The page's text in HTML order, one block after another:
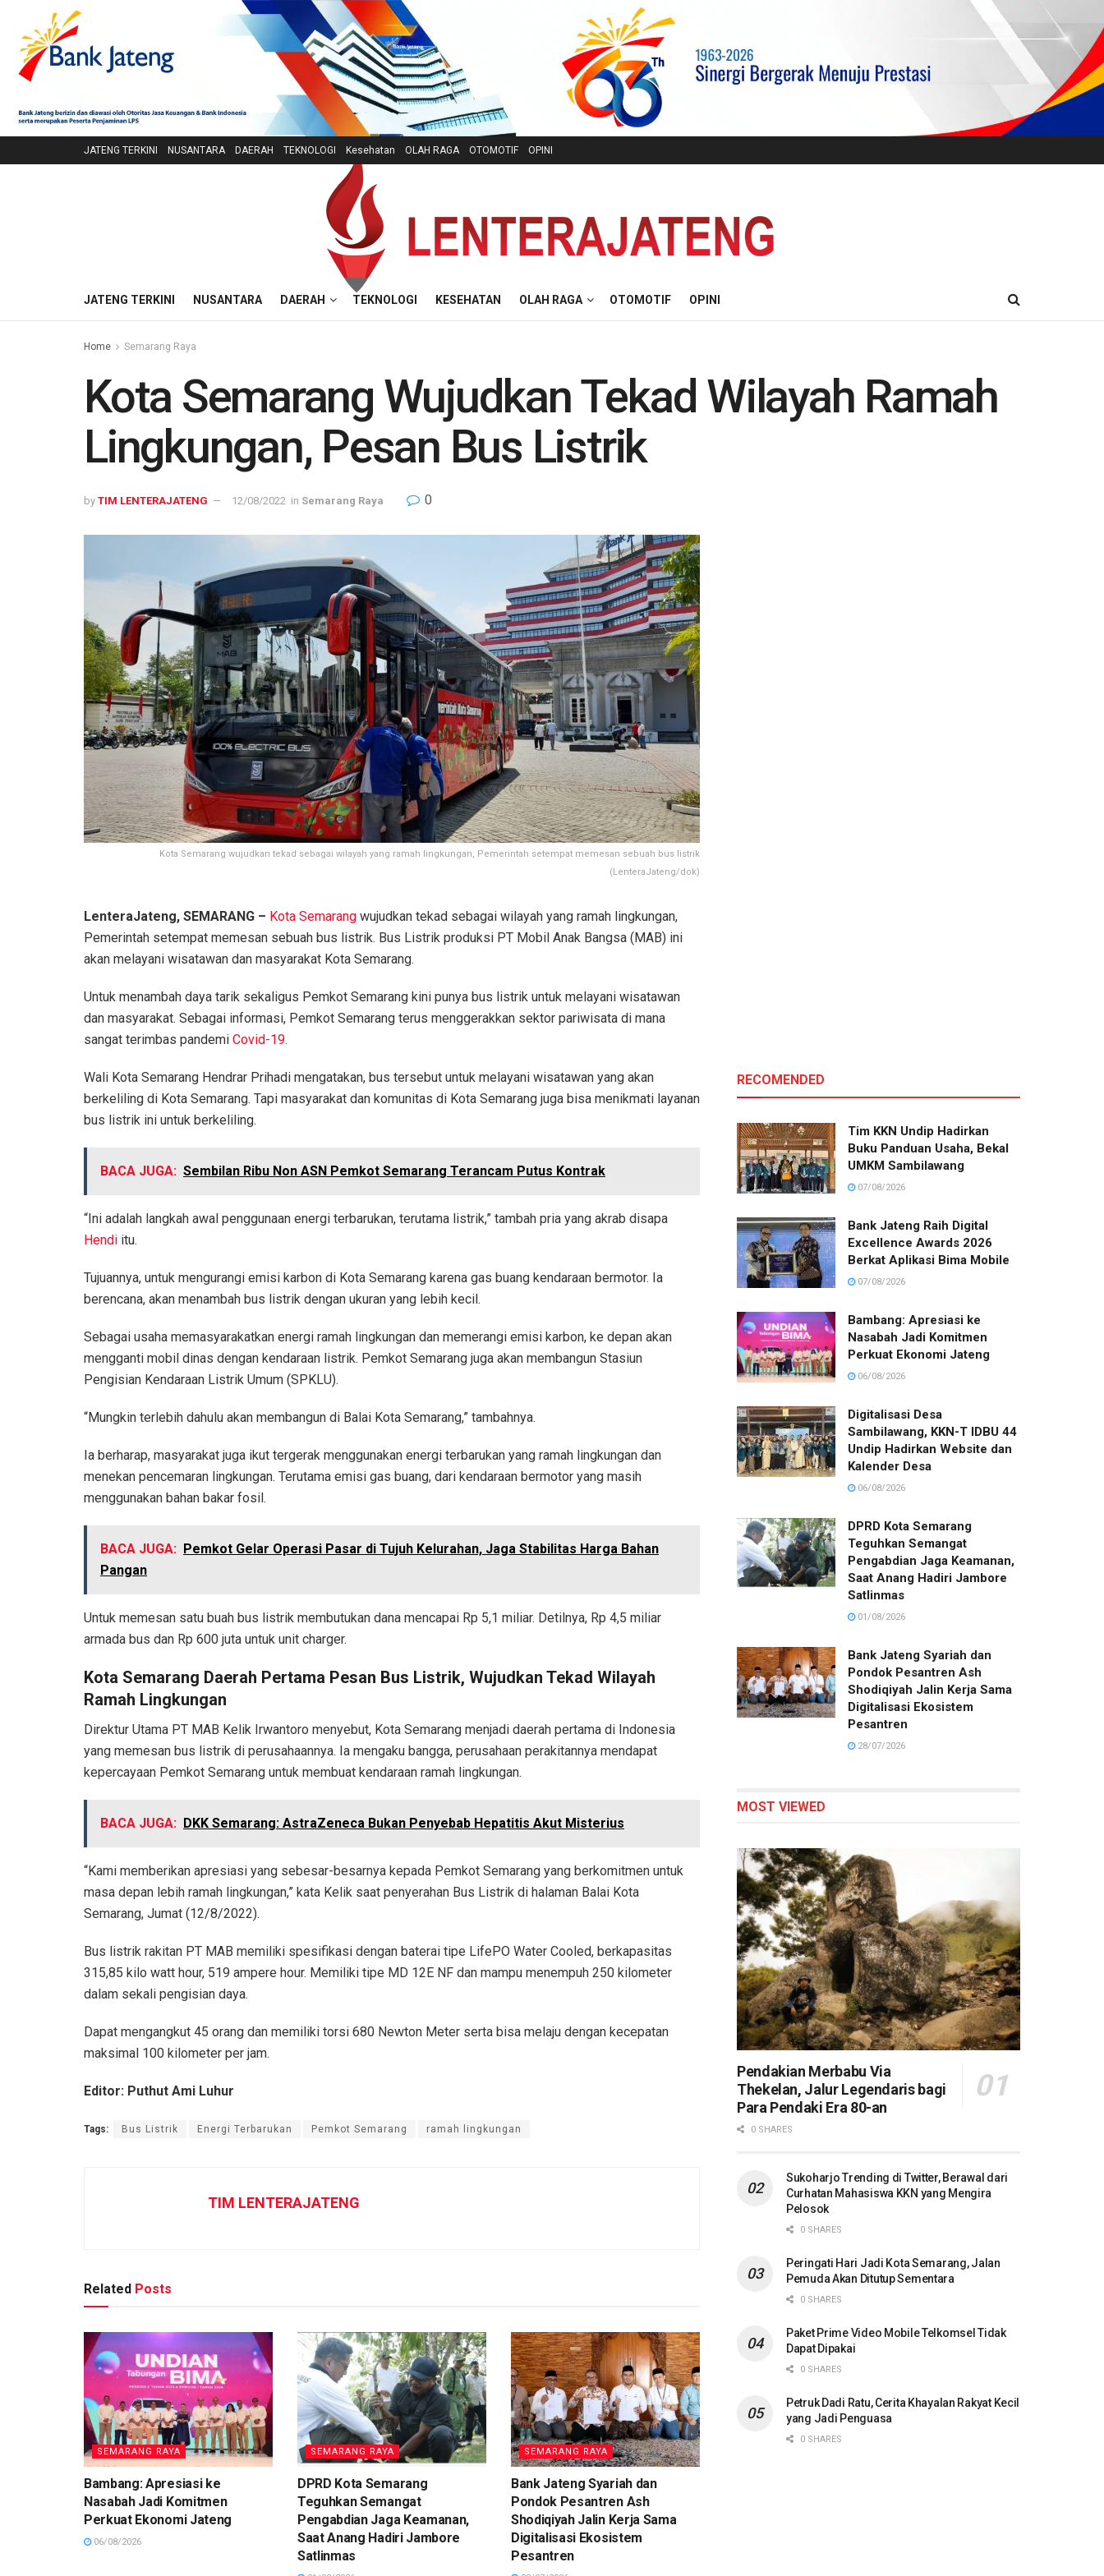
JATENG TERKINI NUSANTARA DAERAH TEKNOLOGI Kesehatan OLAH RAGA OTOMOTIF OPINI
JATENG TERKINI NUSANTARA DAERAH TEKNOLOGI KESEHATAN OLAH RAGA OTOMOTIF OPINI
Home Semarang Raya
Kota Semarang Wujudkan Tekad Wilayah Ramah
Lingkungan, Pesan Bus Listrik
by TIM LENTERAJATENG 12/08/2022 in Semarang Raya 0
Kota Semarang wujudkan tekad sebagai wilayah yang ramah lingkungan, Pemerintah setempat memesan sebuah bus listrik
(LenteraJateng/dok)
LenteraJateng, SEMARANG – Kota Semarang wujudkan tekad sebagai wilayah yang ramah lingkungan,
Pemerintah setempat memesan sebuah bus listrik. Bus Listrik produksi PT Mobil Anak Bangsa (MAB) ini
akan melayani wisatawan dan masyarakat Kota Semarang.
Untuk menambah daya tarik sekaligus Pemkot Semarang kini punya bus listrik untuk melayani wisatawan
dan masyarakat. Sebagai informasi, Pemkot Semarang terus menggerakkan sektor pariwisata di mana
sangat terimbas pandemi Covid-19.
Wali Kota Semarang Hendrar Prihadi mengatakan, bus tersebut untuk melayani wisatawan yang akan
berkeliling di Kota Semarang. Tapi masyarakat dan komunitas di Kota Semarang juga bisa menikmati layanan
bus listrik ini untuk berkeliling.
BACA JUGA: Sembilan Ribu Non ASN Pemkot Semarang Terancam Putus Kontrak
“Ini adalah langkah awal penggunaan energi terbarukan, terutama listrik,” tambah pria yang akrab disapa
Hendi itu.
Tujuannya, untuk mengurangi emisi karbon di Kota Semarang karena gas buang kendaraan bermotor. Ia
berencana, akan menambah bus listrik dengan ukuran yang lebih kecil.
Sebagai usaha memasyarakatkan energi ramah lingkungan dan memerangi emisi karbon, ke depan akan
mengganti mobil dinas dengan kendaraan listrik. Pemkot Semarang juga akan membangun Stasiun
Pengisian Kendaraan Listrik Umum (SPKLU).
“Mungkin terlebih dahulu akan membangun di Balai Kota Semarang,” tambahnya.
Ia berharap, masyarakat juga ikut tergerak menggunakan energi terbarukan yang ramah lingkungan dan
menekan pencemaran lingkungan. Terutama emisi gas buang, dari kendaraan bermotor yang masih
menggunakan bahan bakar fosil.
BACA JUGA: Pemkot Gelar Operasi Pasar di Tujuh Kelurahan, Jaga Stabilitas Harga Bahan
Pangan
Untuk memesan satu buah bus listrik membutukan dana mencapai Rp 5,1 miliar. Detilnya, Rp 4,5 miliar
armada bus dan Rp 600 juta untuk unit charger.
Kota Semarang Daerah Pertama Pesan Bus Listrik, Wujudkan Tekad Wilayah
Ramah Lingkungan
Direktur Utama PT MAB Kelik Irwantoro menyebut, Kota Semarang menjadi daerah pertama di Indonesia
yang memesan bus listrik di perusahaannya. Ia mengaku bangga, perusahaan perakitannya mendapat
kepercayaan Pemkot Semarang untuk membuat kendaraan ramah lingkungan.
BACA JUGA: DKK Semarang: AstraZeneca Bukan Penyebab Hepatitis Akut Misterius
“Kami memberikan apresiasi yang sebesar-besarnya kepada Pemkot Semarang yang berkomitmen untuk
masa depan lebih ramah lingkungan,” kata Kelik saat penyerahan Bus Listrik di halaman Balai Kota
Semarang, Jumat (12/8/2022).
Bus listrik rakitan PT MAB memiliki spesifikasi dengan baterai tipe LifePO Water Cooled, berkapasitas
315,85 kilo watt hour, 519 ampere hour. Memiliki tipe MD 12E NF dan mampu menempuh 250 kilometer
dalam sekali pengisian daya.
Dapat mengangkut 45 orang dan memiliki torsi 680 Newton Meter serta bisa melaju dengan kecepatan
maksimal 100 kilometer per jam.
Editor: Puthut Ami Luhur
Tags: Bus Listrik Energi Terbarukan Pemkot Semarang ramah lingkungan
TIM LENTERAJATENG
Related Posts
SEMARANG RAYA
Bambang: Apresiasi ke
Nasabah Jadi Komitmen
Perkuat Ekonomi Jateng
06/08/2026
SEMARANG RAYA
DPRD Kota Semarang
Teguhkan Semangat
Pengabdian Jaga Keamanan,
Saat Anang Hadiri Jambore
Satlinmas
SEMARANG RAYA
Bank Jateng Syariah dan
Pondok Pesantren Ash
Shodiqiyah Jalin Kerja Sama
Digitalisasi Ekosistem
Pesantren
RECOMENDED
Tim KKN Undip Hadirkan
Buku Panduan Usaha, Bekal
UMKM Sambilawang
07/08/2026
Bank Jateng Raih Digital
Excellence Awards 2026
Berkat Aplikasi Bima Mobile
07/08/2026
Bambang: Apresiasi ke
Nasabah Jadi Komitmen
Perkuat Ekonomi Jateng
06/08/2026
Digitalisasi Desa
Sambilawang, KKN-T IDBU 44
Undip Hadirkan Website dan
Kalender Desa
06/08/2026
DPRD Kota Semarang
Teguhkan Semangat
Pengabdian Jaga Keamanan,
Saat Anang Hadiri Jambore
Satlinmas
01/08/2026
Bank Jateng Syariah dan
Pondok Pesantren Ash
Shodiqiyah Jalin Kerja Sama
Digitalisasi Ekosistem
Pesantren
28/07/2026
MOST VIEWED
Pendakian Merbabu Via
Thekelan, Jalur Legendaris bagi
Para Pendaki Era 80-an
0 SHARES
Sukoharjo Trending di Twitter, Berawal dari
Curhatan Mahasiswa KKN yang Mengira
Pelosok
0 SHARES
Peringati Hari Jadi Kota Semarang, Jalan
Pemuda Akan Ditutup Sementara
0 SHARES
Paket Prime Video Mobile Telkomsel Tidak
Dapat Dipakai
0 SHARES
Petruk Dadi Ratu, Cerita Khayalan Rakyat Kecil
yang Jadi Penguasa
0 SHARES